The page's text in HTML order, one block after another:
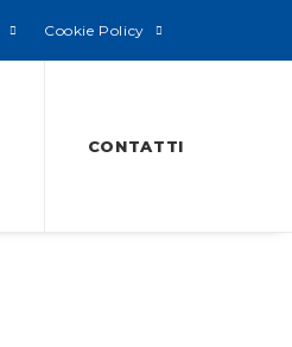
Cookie Policy
CONTATTI